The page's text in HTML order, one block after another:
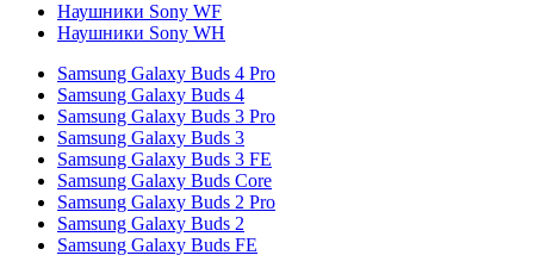
Наушники Sony WF
Наушники Sony WH
Samsung Galaxy Buds 4 Pro
Samsung Galaxy Buds 4
Samsung Galaxy Buds 3 Pro
Samsung Galaxy Buds 3
Samsung Galaxy Buds 3 FE
Samsung Galaxy Buds Core
Samsung Galaxy Buds 2 Pro
Samsung Galaxy Buds 2
Samsung Galaxy Buds FE